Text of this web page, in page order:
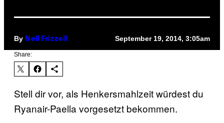
By Nell Frizzell September 19, 2014, 3:05am
Share:
Stell dir vor, als Henkersmahlzeit würdest du
Ryanair-Paella vorgesetzt bekommen.